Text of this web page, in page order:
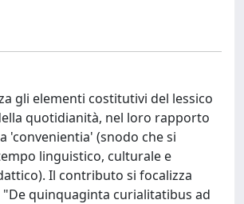
gli elementi costitutivi del lessico
quotidianità, nel loro rapporto
'convenientia' (snodo che si
linguistico, culturale e
Il contributo si focalizza
quinquaginta curialitatibus ad